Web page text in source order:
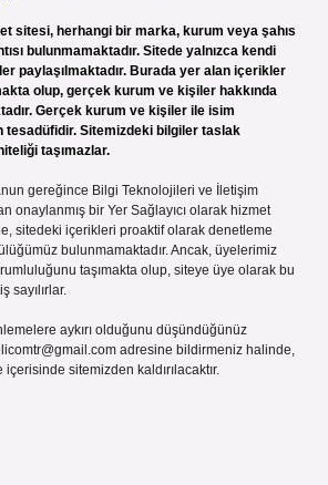
sitesi, herhangi bir marka, kurum veya şahıs
bulunmamaktadır. Sitede yalnızca kendi
paylaşılmaktadır. Burada yer alan içerikler
olup, gerçek kurum ve kişiler hakkında
Gerçek kurum ve kişiler ile isim
tesadüfidir. Sitemizdeki bilgiler taslak
taşımazlar.
gereğince Bilgi Teknolojileri ve İletişim
onaylanmış bir Yer Sağlayıcı olarak hizmet
sitedeki içerikleri proaktif olarak denetleme
bulunmamaktadır. Ancak, üyelerimiz
taşımakta olup, siteye üye olarak bu
sayılırlar.
aykırı olduğunu düşündüğünüz
adresine bildirmeniz halinde,
sitemizden kaldırılacaktır.